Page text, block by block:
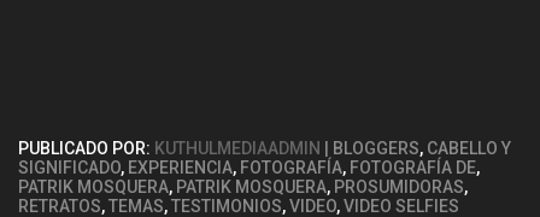
PUBLICADO POR: KUTHULMEDIAADMIN BLOGGERS, CABELLO Y
SIGNIFICADO, EXPERIENCIA, FOTOGRAFÍA, FOTOGRAFÍA DE,
PATRIK MOSQUERA, PATRIK MOSQUERA, PROSUMIDORAS,
RETRATOS,TEMAS,TESTIMONIOS,VIDEO,VIDEO SELFIES